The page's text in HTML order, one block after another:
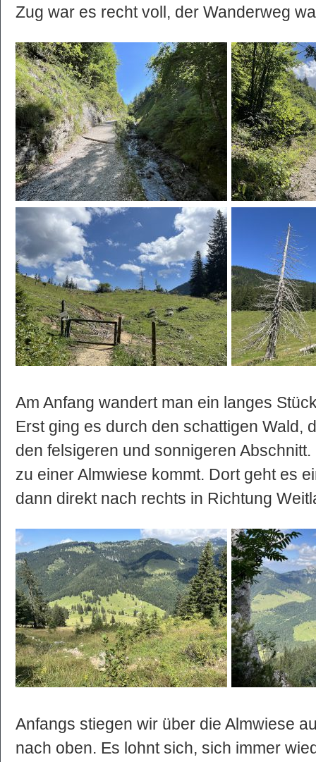
Zug war es recht voll, der Wanderweg
Am Anfang wandert man ein langes
Erst ging es durch den schattigen Wald,
den felsigeren und sonnigeren
zu einer Almwiese kommt. Dort geht es
dann direkt nach rechts in Richtung
Anfangs stiegen wir über die Almwiese
nach oben. Es lohnt sich, sich immer